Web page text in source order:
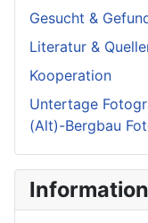
Gesucht &
Literatur &
Kooperation
Untertage
(Alt)-Bergbau